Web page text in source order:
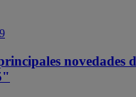
novedades